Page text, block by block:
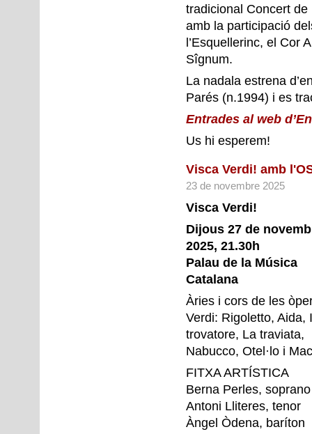
tradicional Concert de
amb la participació
l’Esquellerinc, el Cor
Sîgnum.
La nadala estrena
Parés (n.1994) i es
Entrades al web
Us hi esperem!
Visca Verdi! amb
23 de novembre 2025
Visca Verdi!
Dijous 27 de
2025, 21.30h
Palau de la Música
Catalana
Àries i cors de les
Verdi: Rigoletto, Aida,
trovatore, La traviata,
Nabucco, Otel·lo i
FITXAARTÍSTICA
Berna Perles, soprano
Antoni Lliteres, tenor
Àngel Òdena, baríton